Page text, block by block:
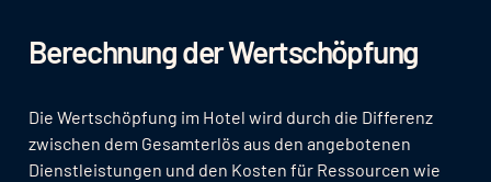
Berechnung der Wertschöpfung
Die Wertschöpfung im Hotel wird durch die Differenz
zwischen dem Gesamterlös aus den angebotenen
Dienstleistungen und den Kosten für Ressourcen wie